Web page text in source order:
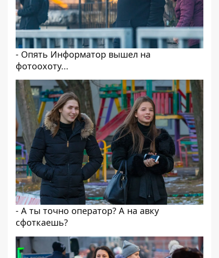
- Опять Информатор вышел на
фотоохоту...
- А ты точно оператор? А на авку
сфоткаешь?